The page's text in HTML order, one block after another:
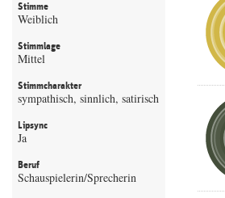
Stimme
Weiblich
Stimmlage
Mittel
Stimmcharakter
sympathisch, sinnlich, satirisch
Lipsync
Ja
Beruf
Schauspielerin/Sprecherin